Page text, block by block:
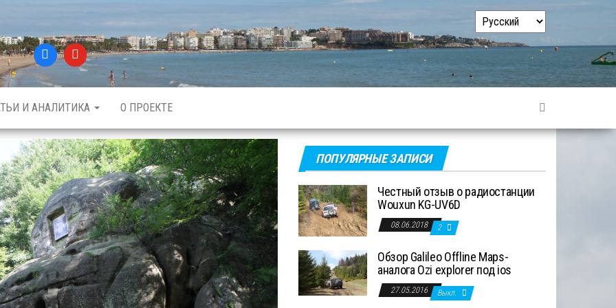
Выбрать
язык
И АНАЛИТИКА О ПРОЕКТЕ
ПОПУЛЯРНЫЕ ЗАПИСИ
Честный отзыв о радиостанции
Wouxun KG-UV6D
08.06.2018 2
Обзор Galileo Offline Maps-
аналога Ozi explorer под ios
27.05.2016 Выкл.